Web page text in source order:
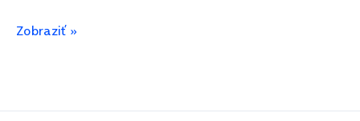
Zobraziť »